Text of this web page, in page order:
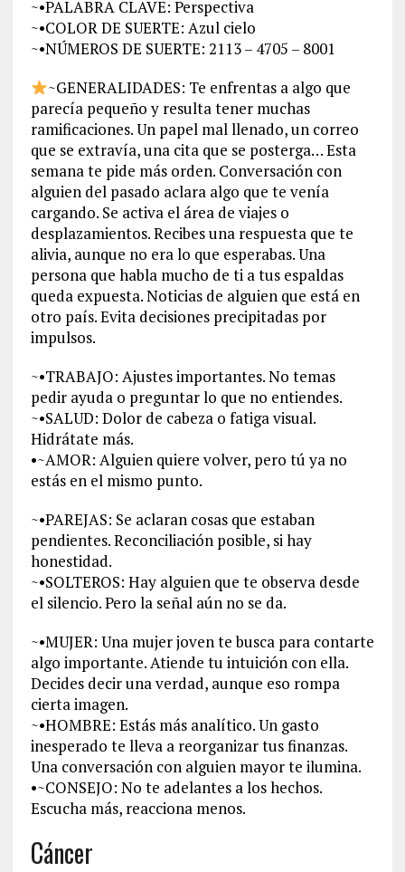
~•PALABRA CLAVE: Perspectiva
~•COLOR DE SUERTE: Azul cielo
~•NÚMEROS DE SUERTE: 2113 – 4705 – 8001
~GENERALIDADES: Te enfrentas a algo que
parecía pequeño y resulta tener muchas
ramificaciones. Un papel mal llenado, un correo
que se extravía, una cita que se posterga… Esta
semana te pide más orden. Conversación con
alguien del pasado aclara algo que te venía
cargando. Se activa el área de viajes o
desplazamientos. Recibes una respuesta que te
alivia, aunque no era lo que esperabas. Una
persona que habla mucho de ti a tus espaldas
queda expuesta. Noticias de alguien que está en
otro país. Evita decisiones precipitadas por
impulsos.
~•TRABAJO: Ajustes importantes. No temas
pedir ayuda o preguntar lo que no entiendes.
~•SALUD: Dolor de cabeza o fatiga visual.
Hidrátate más.
•~AMOR: Alguien quiere volver, pero tú ya no
estás en el mismo punto.
~•PAREJAS: Se aclaran cosas que estaban
pendientes. Reconciliación posible, si hay
honestidad.
~•SOLTEROS: Hay alguien que te observa desde
el silencio. Pero la señal aún no se da.
~•MUJER: Una mujer joven te busca para contarte
algo importante. Atiende tu intuición con ella.
Decides decir una verdad, aunque eso rompa
cierta imagen.
~•HOMBRE: Estás más analítico. Un gasto
inesperado te lleva a reorganizar tus finanzas.
Una conversación con alguien mayor te ilumina.
•~CONSEJO: No te adelantes a los hechos.
Escucha más, reacciona menos.
Cáncer